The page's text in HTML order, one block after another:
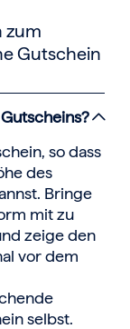
zum
Gutschein
so dass
des
Bringe
mit zu
zeige den
vor dem
selbst.